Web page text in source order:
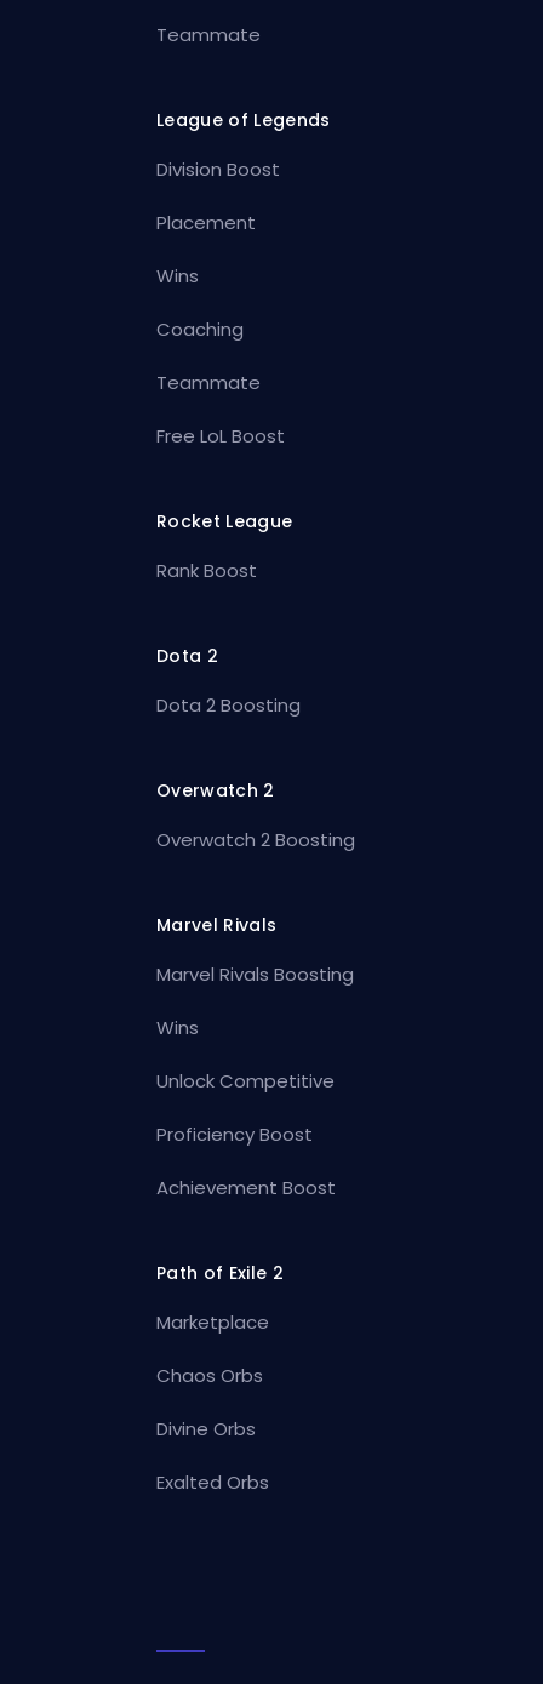
Teammate
League of Legends
Division Boost
Placement
Wins
Coaching
Teammate
Free LoL Boost
Rocket League
Rank Boost
Dota 2
Dota 2 Boosting
Overwatch 2
Overwatch 2 Boosting
Marvel Rivals
Marvel Rivals Boosting
Wins
Unlock Competitive
Proficiency Boost
Achievement Boost
Path of Exile 2
Marketplace
Chaos Orbs
Divine Orbs
Exalted Orbs